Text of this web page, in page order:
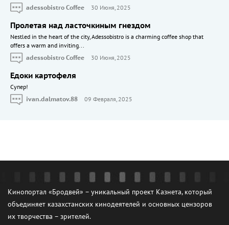
adessobistro Coffee
30 Июня, 2025
Пролетая над ласточкиным гнездом
Nestled in the heart of the city, Adessobistro is a charming coffee shop that
offers a warm and inviting...
adessobistro Coffee
30 Июня, 2025
Едоки картофеля
Cупер!
ivan.dalmatov.88
09 Февраля, 2025
Кинопортал «Бродвей» – уникальный проект Казнета, который
объединяет казахстанских кинодеятелей и основных цензоров
их творчества – зрителей.